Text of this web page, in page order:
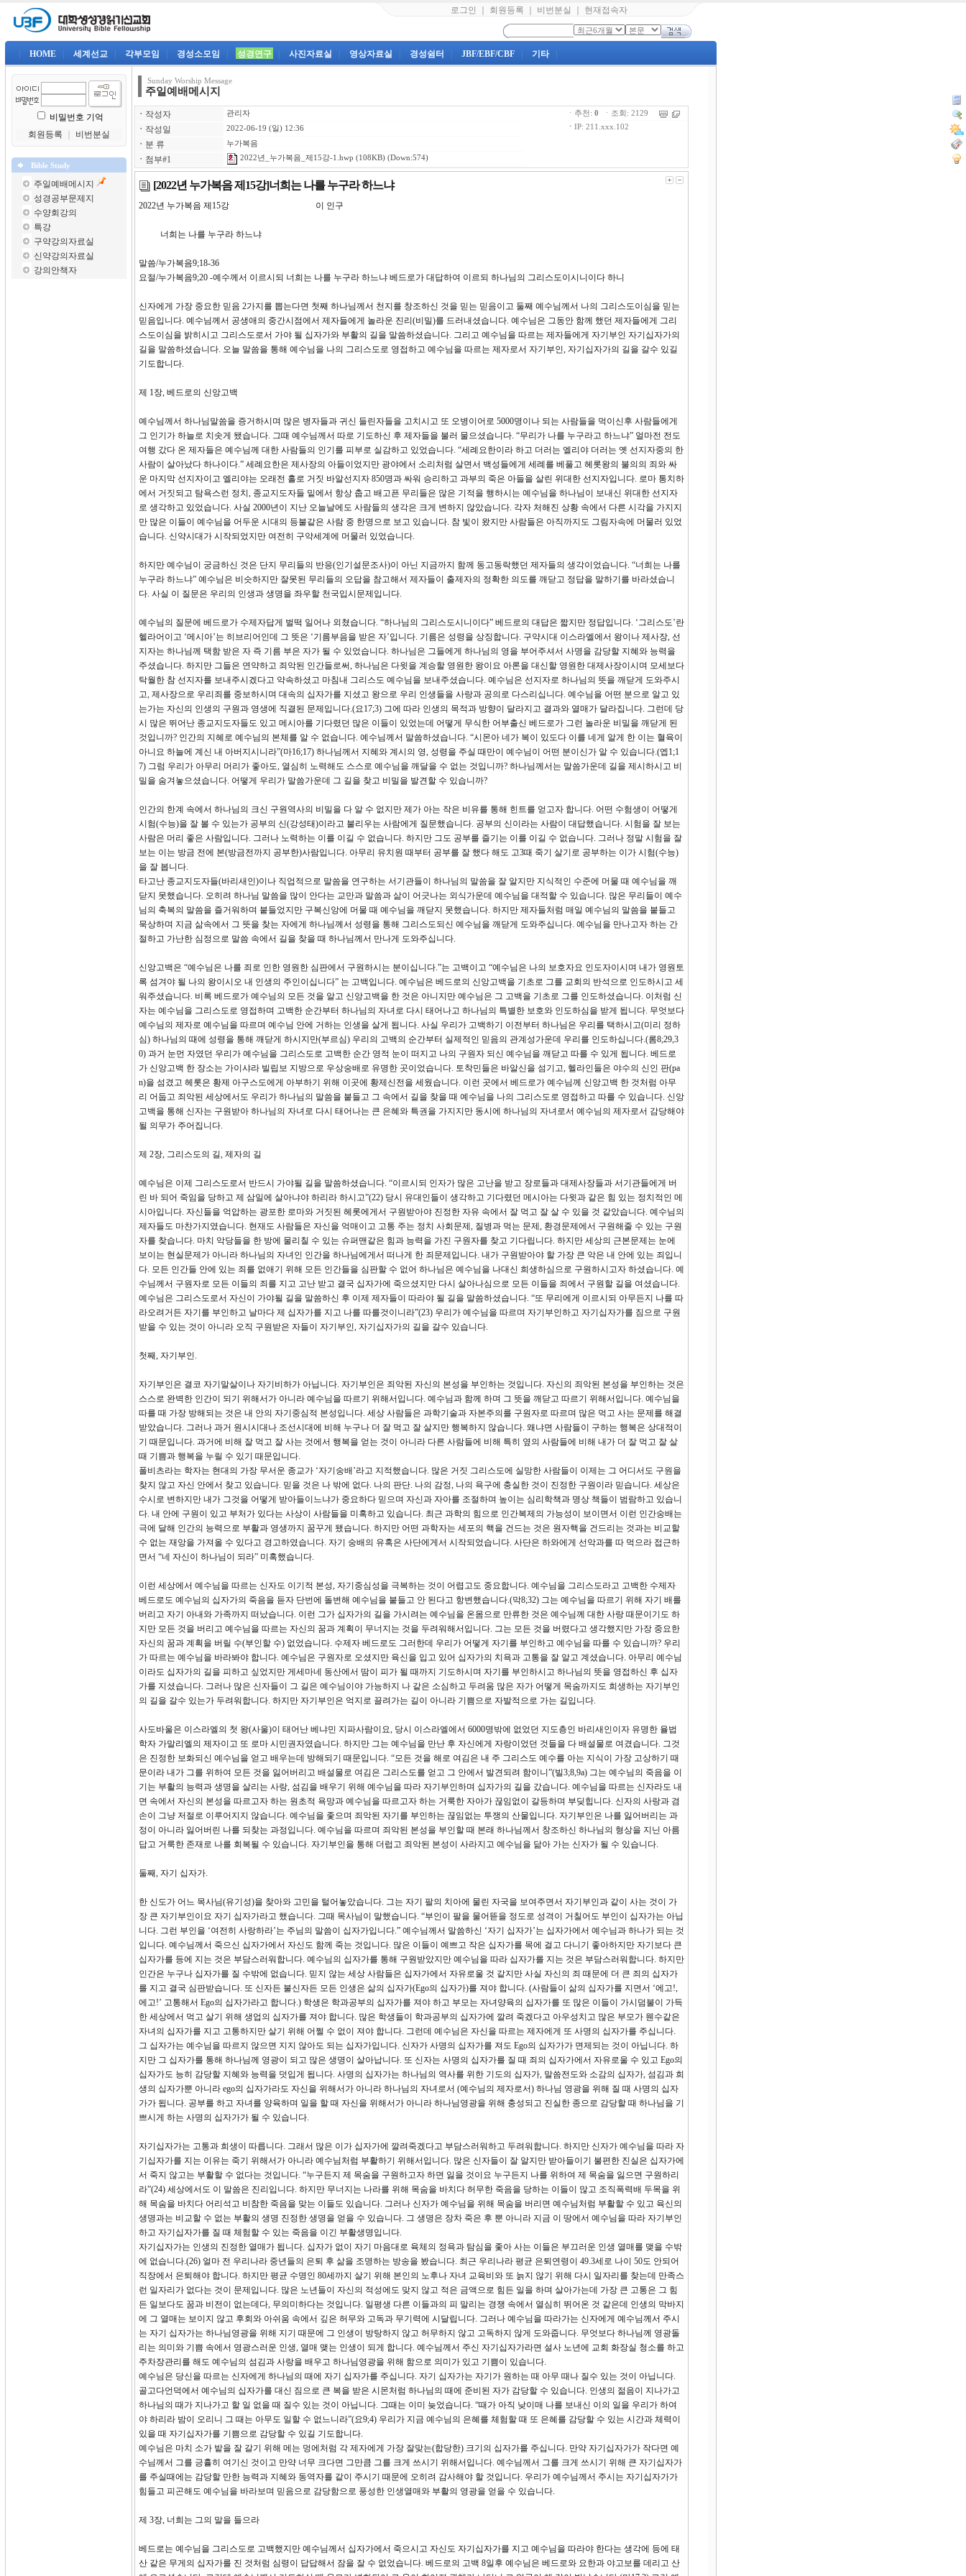
로그인 회원등록 비번분실 현재접속자
HOME 세계선교 각부모임 경성소모임 성경연구 사진자료실 영상자료실 경성쉼터 JBF/EBF/CBF 기타
비밀번호 기억
회원등록
비번분실
Bible Study
주일예배메시지
성경공부문제지
수양회강의
특강
구약강의자료실
신약강의자료실
강의안책자
Sunday Worship Message
주일예배메시지
ㆍ 작성자 관리자
ㆍ 작성일 2022-06-19 (일) 12:36
ㆍ 분 류 누가복음
ㆍ 첨부#1 2022년_누가복음_제15강-1.hwp (108KB) (Down:574)
ㆍ추천: 0 ㆍ조회: 2129
ㆍ IP: 211.xxx.102
[2022년 누가복음 제15강]너희는 나를 누구라 하느냐
2022년 누가복음 제15강 이 인구
너희는 나를 누구라 하느냐
말씀/누가복음9;18-36
요절/누가복음9;20 -예수께서 이르시되 너희는 나를 누구라 하느냐 베드로가 대답하여 이르되 하나님의 그리스도이시니이다 하니
신자에게 가장 중요한 믿음 2가지를 뽑는다면 첫째 하나님께서 천지를 창조하신 것을 믿는 믿음이고 둘째 예수님께서 나의 그리스도이심을 믿는
믿음입니다. 예수님께서 공생애의 중간시점에서 제자들에게 놀라운 진리(비밀)를 드러내셨습니다. 예수님은 그동안 함께 했던 제자들에게 그리
스도이심을 밝히시고 그리스도로서 가야 될 십자가와 부활의 길을 말씀하셨습니다. 그리고 예수님을 따르는 제자들에게 자기부인 자기십자가의
길을 말씀하셨습니다. 오늘 말씀을 통해 예수님을 나의 그리스도로 영접하고 예수님을 따르는 제자로서 자기부인, 자기십자가의 길을 갈수 있길
기도합니다.
제 1장, 베드로의 신앙고백
예수님께서 하나님말씀을 증거하시며 많은 병자들과 귀신 들린자들을 고치시고 또 오병이어로 5000명이나 되는 사람들을 먹이신후 사람들에게
그 인기가 하늘로 치솟게 됐습니다. 그때 예수님께서 따로 기도하신 후 제자들을 불러 물으셨습니다. “무리가 나를 누구라고 하느냐” 얼마전 전도
여행 갔다 온 제자들은 예수님께 대한 사람들의 인기를 피부로 실감하고 있었습니다. “세례요한이라 하고 더러는 엘리야 더러는 옛 선지자중의 한
사람이 살아났다 하나이다.” 세례요한은 제사장의 아들이었지만 광야에서 소리처럼 살면서 백성들에게 세례를 베풀고 헤롯왕의 불의의 죄와 싸
운 마지막 선지자이고 엘리야는 오래전 홀로 거짓 바알선지자 850명과 싸워 승리하고 과부의 죽은 아들을 살린 위대한 선지자입니다. 로마 통치하
에서 거짓되고 탐욕스런 정치, 종교지도자들 밑에서 항상 춥고 배고픈 무리들은 많은 기적을 행하시는 예수님을 하나님이 보내신 위대한 선지자
로 생각하고 있었습니다. 사실 2000년이 지난 오늘날에도 사람들의 생각은 크게 변하지 않았습니다. 각자 처해진 상황 속에서 다른 시각을 가지지
만 많은 이들이 예수님을 어두운 시대의 등불같은 사람 중 한명으로 보고 있습니다. 참 빛이 왔지만 사람들은 아직까지도 그림자속에 머물러 있었
습니다. 신약시대가 시작되었지만 여전히 구약세계에 머물러 있었습니다.
하지만 예수님이 궁금하신 것은 단지 무리들의 반응(인기설문조사)이 아닌 지금까지 함께 동고동락했던 제자들의 생각이었습니다. “너희는 나를
누구라 하느냐” 예수님은 비슷하지만 잘못된 무리들의 오답을 참고해서 제자들이 출제자의 정확한 의도를 깨닫고 정답을 말하기를 바라셨습니
다. 사실 이 질문은 우리의 인생과 생명을 좌우할 천국입시문제입니다.
예수님의 질문에 베드로가 수제자답게 벌떡 일어나 외쳤습니다. “하나님의 그리스도시니이다” 베드로의 대답은 짧지만 정답입니다. ‘그리스도’란
헬라어이고 ‘메시아’는 히브리어인데 그 뜻은 ‘기름부음을 받은 자’입니다. 기름은 성령을 상징합니다. 구약시대 이스라엘에서 왕이나 제사장, 선
지자는 하나님께 택함 받은 자 즉 기름 부은 자가 될 수 있었습니다. 하나님은 그들에게 하나님의 영을 부어주셔서 사명을 감당할 지혜와 능력을
주셨습니다. 하지만 그들은 연약하고 죄악된 인간들로써, 하나님은 다윗을 계승할 영원한 왕이요 아론을 대신할 영원한 대제사장이시며 모세보다
탁월한 참 선지자를 보내주시겠다고 약속하셨고 마침내 그리스도 예수님을 보내주셨습니다. 예수님은 선지자로 하나님의 뜻을 깨닫게 도와주시
고, 제사장으로 우리죄를 중보하시며 대속의 십자가를 지셨고 왕으로 우리 인생들을 사랑과 공의로 다스리십니다. 예수님을 어떤 분으로 알고 있
는가는 자신의 인생의 구원과 영생에 직결된 문제입니다.(요17;3) 그에 따라 인생의 목적과 방향이 달라지고 결과와 열매가 달라집니다. 그런데 당
시 많은 뛰어난 종교지도자들도 있고 메시아를 기다렸던 많은 이들이 있었는데 어떻게 무식한 어부출신 베드로가 그런 놀라운 비밀을 깨닫게 된
것입니까? 인간의 지혜로 예수님의 본체를 알 수 없습니다. 예수님께서 말씀하셨습니다. “시몬아 네가 복이 있도다 이를 네게 알게 한 이는 혈육이
아니요 하늘에 계신 내 아버지시니라”(마16;17) 하나님께서 지혜와 계시의 영, 성령을 주실 때만이 예수님이 어떤 분이신가 알 수 있습니다.(엡1;1
7) 그럼 우리가 아무리 머리가 좋아도, 열심히 노력해도 스스로 예수님을 깨달을 수 없는 것입니까? 하나님께서는 말씀가운데 길을 제시하시고 비
밀을 숨겨놓으셨습니다. 어떻게 우리가 말씀가운데 그 길을 찾고 비밀을 발견할 수 있습니까?
인간의 한계 속에서 하나님의 크신 구원역사의 비밀을 다 알 수 없지만 제가 아는 작은 비유를 통해 힌트를 얻고자 합니다. 어떤 수험생이 어떻게
시험(수능)을 잘 볼 수 있는가 공부의 신(강성태)이라고 불리우는 사람에게 질문했습니다. 공부의 신이라는 사람이 대답했습니다. 시험을 잘 보는
사람은 머리 좋은 사람입니다. 그러나 노력하는 이를 이길 수 없습니다. 하지만 그도 공부를 즐기는 이를 이길 수 없습니다. 그러나 정말 시험을 잘
보는 이는 방금 전에 본(방금전까지 공부한)사람입니다. 아무리 유치원 때부터 공부를 잘 했다 해도 고3때 죽기 살기로 공부하는 이가 시험(수능)
을 잘 봅니다.
타고난 종교지도자들(바리새인)이나 직업적으로 말씀을 연구하는 서기관들이 하나님의 말씀을 잘 알지만 지식적인 수준에 머물 때 예수님을 깨
닫지 못했습니다. 오히려 하나님 말씀을 많이 안다는 교만과 말씀과 삶이 어긋나는 외식가운데 예수님을 대적할 수 있습니다. 많은 무리들이 예수
님의 축복의 말씀을 즐거워하며 붙들었지만 구복신앙에 머물 때 예수님을 깨닫지 못했습니다. 하지만 제자들처럼 매일 예수님의 말씀을 붙들고
묵상하며 지금 삶속에서 그 뜻을 찾는 자에게 하나님께서 성령을 통해 그리스도되신 예수님을 깨닫게 도와주십니다. 예수님을 만나고자 하는 간
절하고 가난한 심정으로 말씀 속에서 길을 찾을 때 하나님께서 만나게 도와주십니다.
신앙고백은 “예수님은 나를 죄로 인한 영원한 심판에서 구원하시는 분이십니다.”는 고백이고 “예수님은 나의 보호자요 인도자이시며 내가 영원토
록 섬겨야 될 나의 왕이시오 내 인생의 주인이십니다” 는 고백입니다. 예수님은 베드로의 신앙고백을 기초로 그를 교회의 반석으로 인도하시고 세
워주셨습니다. 비록 베드로가 예수님의 모든 것을 알고 신앙고백을 한 것은 아니지만 예수님은 그 고백을 기초로 그를 인도하셨습니다. 이처럼 신
자는 예수님을 그리스도로 영접하며 고백한 순간부터 하나님의 자녀로 다시 태어나고 하나님의 특별한 보호와 인도하심을 받게 됩니다. 무엇보다
예수님의 제자로 예수님을 따르며 예수님 안에 거하는 인생을 살게 됩니다. 사실 우리가 고백하기 이전부터 하나님은 우리를 택하시고(미리 정하
심) 하나님의 때에 성령을 통해 깨닫게 하시지만(부르심) 우리의 고백의 순간부터 실제적인 믿음의 관계성가운데 우리를 인도하십니다.(롬8;29,3
0) 과거 눈먼 자였던 우리가 예수님을 그리스도로 고백한 순간 영적 눈이 떠지고 나의 구원자 되신 예수님을 깨닫고 따를 수 있게 됩니다. 베드로
가 신앙고백 한 장소는 가이샤라 빌립보 지방으로 우상숭배로 유명한 곳이었습니다. 토착민들은 바알신을 섬기고, 헬라인들은 야수의 신인 판(pa
n)을 섬겼고 헤롯은 황제 아구스도에게 아부하기 위해 이곳에 황제신전을 세웠습니다. 이런 곳에서 베드로가 예수님께 신앙고백 한 것처럼 아무
리 어둡고 죄악된 세상에서도 우리가 하나님의 말씀을 붙들고 그 속에서 길을 찾을 때 예수님을 나의 그리스도로 영접하고 따를 수 있습니다. 신앙
고백을 통해 신자는 구원받아 하나님의 자녀로 다시 태어나는 큰 은혜와 특권을 가지지만 동시에 하나님의 자녀로서 예수님의 제자로서 감당해야
될 의무가 주어집니다.
제 2장, 그리스도의 길, 제자의 길
예수님은 이제 그리스도로서 반드시 가야될 길을 말씀하셨습니다. “이르시되 인자가 많은 고난을 받고 장로들과 대제사장들과 서기관들에게 버
린 바 되어 죽임을 당하고 제 삼일에 살아냐야 하리라 하시고”(22) 당시 유대인들이 생각하고 기다렸던 메시아는 다윗과 같은 힘 있는 정치적인 메
시아입니다. 자신들을 억압하는 광포한 로마와 거짓된 헤롯에게서 구원받아야 진정한 자유 속에서 잘 먹고 잘 살 수 있을 것 같았습니다. 예수님의
제자들도 마찬가지였습니다. 현재도 사람들은 자신을 억매이고 고통 주는 정치 사회문제, 질병과 먹는 문제, 환경문제에서 구원해줄 수 있는 구원
자를 찾습니다. 마치 악당들을 한 방에 물리칠 수 있는 슈퍼맨같은 힘과 능력을 가진 구원자를 찾고 기다립니다. 하지만 세상의 근본문제는 눈에
보이는 현실문제가 아니라 하나님의 자녀인 인간을 하나님에게서 떠나게 한 죄문제입니다. 내가 구원받아야 할 가장 큰 악은 내 안에 있는 죄입니
다. 모든 인간들 안에 있는 죄를 없애기 위해 모든 인간들을 심판할 수 없어 하나님은 예수님을 나대신 희생하심으로 구원하시고자 하셨습니다. 예
수님께서 구원자로 모든 이들의 죄를 지고 고난 받고 결국 십자가에 죽으셨지만 다시 살아나심으로 모든 이들을 죄에서 구원할 길을 여셨습니다.
예수님은 그리스도로서 자신이 가야될 길을 말씀하신 후 이제 제자들이 따라야 될 길을 말씀하셨습니다. “또 무리에게 이르시되 아무든지 나를 따
라오려거든 자기를 부인하고 날마다 제 십자가를 지고 나를 따를것이니라”(23) 우리가 예수님을 따르며 자기부인하고 자기십자가를 짐으로 구원
받을 수 있는 것이 아니라 오직 구원받은 자들이 자기부인, 자기십자가의 길을 갈수 있습니다.
첫째, 자기부인.
자기부인은 결코 자기말살이나 자기비하가 아닙니다. 자기부인은 죄악된 자신의 본성을 부인하는 것입니다. 자신의 죄악된 본성을 부인하는 것은
스스로 완벽한 인간이 되기 위해서가 아니라 예수님을 따르기 위해서입니다. 예수님과 함께 하며 그 뜻을 깨닫고 따르기 위해서입니다. 예수님을
따를 때 가장 방해되는 것은 내 안의 자기중심적 본성입니다. 세상 사람들은 과학기술과 자본주의를 구원자로 따르며 많은 먹고 사는 문제를 해결
받았습니다. 그러나 과거 원시시대나 조선시대에 비해 누구나 더 잘 먹고 잘 살지만 행복하지 않습니다. 왜냐면 사람들이 구하는 행복은 상대적이
기 때문입니다. 과거에 비해 잘 먹고 잘 사는 것에서 행복을 얻는 것이 아니라 다른 사람들에 비해 특히 옆의 사람들에 비해 내가 더 잘 먹고 잘 살
때 기쁨과 행복을 누릴 수 있기 때문입니다.
폴비츠라는 학자는 현대의 가장 무서운 종교가 ‘자기숭배’라고 지적했습니다. 많은 거짓 그리스도에 실망한 사람들이 이제는 그 어디서도 구원을
찾지 않고 자신 안에서 찾고 있습니다. 믿을 것은 나 밖에 없다. 나의 판단. 나의 감정, 나의 욕구에 충실한 것이 진정한 구원이라 믿습니다. 세상은
수시로 변하지만 내가 그것을 어떻게 받아들이느냐가 중요하다 믿으며 자신과 자아를 조절하며 높이는 심리학책과 명상 책들이 범람하고 있습니
다. 내 안에 구원이 있고 부처가 있다는 사상이 사람들을 미혹하고 있습니다. 최근 과학의 힘으로 인간복제의 가능성이 보이면서 이런 인간숭배는
극에 달해 인간의 능력으로 부활과 영생까지 꿈꾸게 됐습니다. 하지만 어떤 과학자는 세포의 핵을 건드는 것은 원자핵을 건드리는 것과는 비교할
수 없는 재앙을 가져올 수 있다고 경고하였습니다. 자기 숭배의 유혹은 사단에게서 시작되었습니다. 사단은 하와에게 선악과를 따 먹으라 접근하
면서 “네 자신이 하나님이 되라” 미혹했습니다.
이런 세상에서 예수님을 따르는 신자도 이기적 본성, 자기중심성을 극복하는 것이 어렵고도 중요합니다. 예수님을 그리스도라고 고백한 수제자
베드로도 예수님의 십자가의 죽음을 듣자 단번에 돌변해 예수님을 붙들고 안 된다고 항변했습니다.(막8;32) 그는 예수님을 따르기 위해 자기 배를
버리고 자기 아내와 가족까지 떠났습니다. 이런 그가 십자가의 길을 가시려는 예수님을 온몸으로 만류한 것은 예수님께 대한 사랑 때문이기도 하
지만 모든 것을 버리고 예수님을 따르는 자신의 꿈과 계획이 무너지는 것을 두려워해서입니다. 그는 모든 것을 버렸다고 생각했지만 가장 중요한
자신의 꿈과 계획을 버릴 수(부인할 수) 없었습니다. 수제자 베드로도 그러한데 우리가 어떻게 자기를 부인하고 예수님을 따를 수 있습니까? 우리
가 따르는 예수님을 바라봐야 합니다. 예수님은 구원자로 오셨지만 육신을 입고 있어 십자가의 치욕과 고통을 잘 알고 계셨습니다. 아무리 예수님
이라도 십자가의 길을 피하고 싶었지만 게세마네 동산에서 땀이 피가 될 때까지 기도하시며 자기를 부인하시고 하나님의 뜻을 영접하신 후 십자
가를 지셨습니다. 그러나 많은 신자들이 그 길은 예수님이야 가능하지 나 같은 소심하고 두려움 많은 자가 어떻게 목숨까지도 희생하는 자기부인
의 길을 갈수 있는가 두려워합니다. 하지만 자기부인은 억지로 끌려가는 길이 아니라 기쁨으로 자발적으로 가는 길입니다.
사도바울은 이스라엘의 첫 왕(사울)이 태어난 베냐민 지파사람이요, 당시 이스라엘에서 6000명밖에 없었던 지도층인 바리새인이자 유명한 율법
학자 가말리엘의 제자이고 또 로마 시민권자였습니다. 하지만 그는 예수님을 만난 후 자신에게 자랑이었던 것들을 다 배설물로 여겼습니다. 그것
은 진정한 보화되신 예수님을 얻고 배우는데 방해되기 때문입니다. “모든 것을 해로 여김은 내 주 그리스도 예수를 아는 지식이 가장 고상하기 때
문이라 내가 그를 위하여 모든 것을 잃어버리고 배설물로 여김은 그리스도를 얻고 그 안에서 발견되려 함이니”(빌3;8,9a) 그는 예수님의 죽음을 이
기는 부활의 능력과 생명을 살리는 사랑, 섬김을 배우기 위해 예수님을 따라 자기부인하며 십자가의 길을 갔습니다. 예수님을 따르는 신자라도 내
면 속에서 자신의 본성을 따르고자 하는 원초적 욕망과 예수님을 따르고자 하는 거룩한 자아가 끊임없이 갈등하며 부딪힙니다. 신자의 사랑과 겸
손이 그냥 저절로 이루어지지 않습니다. 예수님을 좇으며 죄악된 자기를 부인하는 끊임없는 투쟁의 산물입니다. 자기부인은 나를 잃어버리는 과
정이 아니라 잃어버린 나를 되찾는 과정입니다. 예수님을 따르며 죄악된 본성을 부인할 때 본래 하나님께서 창조하신 하나님의 형상을 지닌 아름
답고 거룩한 존재로 나를 회복될 수 있습니다. 자기부인을 통해 더럽고 죄악된 본성이 사라지고 예수님을 닮아 가는 신자가 될 수 있습니다.
둘째, 자기 십자가.
한 신도가 어느 목사님(유기성)을 찾아와 고민을 털어놓았습니다. 그는 자기 팔의 치아에 물린 자국을 보여주면서 자기부인과 같이 사는 것이 가
장 큰 자기부인이요 자기 십자가라고 했습니다. 그때 목사님이 말했습니다. “부인이 팔을 물어뜯을 정도로 성격이 거칠어도 부인이 십자가는 아닙
니다. 그런 부인을 ‘여전히 사랑하라’는 주님의 말씀이 십자가입니다.” 예수님께서 말씀하신 ‘자기 십자가’는 십자가에서 예수님과 하나가 되는 것
입니다. 예수님께서 죽으신 십자가에서 자신도 함께 죽는 것입니다. 많은 이들이 예쁘고 작은 십자가를 목에 걸고 다니기 좋아하지만 자기보다 큰
십자가를 등에 지는 것은 부담스러워합니다. 예수님의 십자가를 통해 구원받았지만 예수님을 따라 십자가를 지는 것은 부담스러워합니다. 하지만
인간은 누구나 십자가를 질 수밖에 없습니다. 믿지 않는 세상 사람들은 십자가에서 자유로울 것 같지만 사실 자신의 죄 때문에 더 큰 죄의 십자가
를 지고 결국 심판받습니다. 또 신자든 불신자든 모든 인생은 삶의 십자가(Ego의 십자가)를 져야 합니다. (사람들이 삶의 십자가를 지면서 ‘에고!,
에고!’ 고통해서 Ego의 십자가라고 합니다.) 학생은 학과공부의 십자가를 져야 하고 부모는 자녀양육의 십자가를 또 많은 이들이 가시덤불이 가득
한 세상에서 먹고 살기 위해 생업의 십자가를 져야 합니다. 많은 학생들이 학과공부의 십자가에 깔려 죽겠다고 아우성치고 많은 부모가 웬수같은
자녀의 십자가를 지고 고통하지만 살기 위해 어쩔 수 없이 져야 합니다. 그런데 예수님은 자신을 따르는 제자에게 또 사명의 십자가를 주십니다.
그 십자가는 예수님을 따르지 않으면 지지 않아도 되는 십자가입니다. 신자가 사명의 십자가를 져도 Ego의 십자가가 면제되는 것이 아닙니다. 하
지만 그 십자가를 통해 하나님께 영광이 되고 많은 생명이 살아납니다. 또 신자는 사명의 십자가를 질 때 죄의 십자가에서 자유로울 수 있고 Ego의
십자가도 능히 감당할 지혜와 능력을 덧입게 됩니다. 사명의 십자가는 하나님의 역사를 위한 기도의 십자가, 말씀전도와 소감의 십자가, 섬김과 희
생의 십자가뿐 아니라 ego의 십자가라도 자신을 위해서가 아니라 하나님의 자녀로서 (예수님의 제자로서) 하나님 영광을 위해 질 때 사명의 십자
가가 됩니다. 공부를 하고 자녀를 양육하며 일을 할 때 자신을 위해서가 아니라 하나님영광을 위해 충성되고 진실한 종으로 감당할 때 하나님을 기
쁘시게 하는 사명의 십자가가 될 수 있습니다.
자기십자가는 고통과 희생이 따릅니다. 그래서 많은 이가 십자가에 깔려죽겠다고 부담스러워하고 두려워합니다. 하지만 신자가 예수님을 따라 자
기십자가를 지는 이유는 죽기 위해서가 아니라 예수님처럼 부활하기 위해서입니다. 많은 신자들이 잘 알지만 받아들이기 불편한 진실은 십자가에
서 죽지 않고는 부활할 수 없다는 것입니다. “누구든지 제 목숨을 구원하고자 하면 잃을 것이요 누구든지 나를 위하여 제 목숨을 잃으면 구원하리
라”(24) 세상에서도 이 말씀은 진리입니다. 하지만 무너지는 나라를 위해 목숨을 바치다 허무한 죽음을 당하는 이들이 많고 조직폭력배 두목을 위
해 목숨을 바치다 어리석고 비참한 죽음을 맞는 이들도 있습니다. 그러나 신자가 예수님을 위해 목숨을 버리면 예수님처럼 부활할 수 있고 육신의
생명과는 비교할 수 없는 부활의 생명 진정한 생명을 얻을 수 있습니다. 그 생명은 장차 죽은 후 뿐 아니라 지금 이 땅에서 예수님을 따라 자기부인
하고 자기십자가를 질 때 체험할 수 있는 죽음을 이긴 부활생명입니다.
자기십자가는 인생의 진정한 열매가 됩니다. 십자가 없이 자기 마음대로 육체의 정욕과 탐심을 좇아 사는 이들은 부끄러운 인생 열매를 맺을 수밖
에 없습니다.(26) 얼마 전 우리나라 중년들의 은퇴 후 삶을 조명하는 방송을 봤습니다. 최근 우리나라 평균 은퇴연령이 49.3세로 나이 50도 안되어
직장에서 은퇴해야 합니다. 하지만 평균 수명인 80세까지 살기 위해 본인의 노후나 자녀 교육비와 또 늙지 않기 위해 다시 일자리를 찾는데 만족스
런 일자리가 없다는 것이 문제입니다. 많은 노년들이 자신의 적성에도 맞지 않고 적은 금액으로 힘든 일을 하며 살아가는데 가장 큰 고통은 그 힘
든 일보다도 꿈과 비전이 없는데다, 무의미하다는 것입니다. 일평생 다른 이들과의 피 말리는 경쟁 속에서 열심히 뛰어온 것 같은데 인생의 막바지
에 그 열매는 보이지 않고 후회와 아쉬움 속에서 깊은 허무와 고독과 무기력에 시달립니다. 그러나 예수님을 따라가는 신자에게 예수님께서 주시
는 자기 십자가는 하나님영광을 위해 지기 때문에 그 인생이 방탕하지 않고 허무하지 않고 고독하지 않게 도와줍니다. 무엇보다 하나님께 영광돌
리는 의미와 기쁨 속에서 영광스러운 인생, 열매 맺는 인생이 되게 합니다. 예수님께서 주신 자기십자가라면 설사 노년에 교회 화장실 청소를 하고
주차장관리를 해도 예수님의 섬김과 사랑을 배우고 하나님영광을 위해 함으로 의미가 있고 기쁨이 있습니다.
예수님은 당신을 따르는 신자에게 하나님의 때에 자기 십자가를 주십니다. 자기 십자가는 자기가 원하는 때 아무 때나 질수 있는 것이 아닙니다.
골고다언덕에서 예수님의 십자가를 대신 짐으로 큰 복을 받은 시몬처럼 하나님의 때에 준비된 자가 감당할 수 있습니다. 인생의 젊음이 지나가고
하나님의 때가 지나가고 할 일 없을 때 질수 있는 것이 아닙니다. 그때는 이미 늦었습니다. “때가 아직 낮이매 나를 보내신 이의 일을 우리가 하여
야 하리라 밤이 오리니 그 때는 아무도 일할 수 없느니라”(요9;4) 우리가 지금 예수님의 은혜를 체험할 때 또 은혜를 감당할 수 있는 시간과 체력이
있을 때 자기십자가를 기쁨으로 감당할 수 있길 기도합니다.
예수님은 마치 소가 밭을 잘 갈기 위해 메는 멍에처럼 각 제자에게 가장 잘맞는(합당한) 크기의 십자가를 주십니다. 만약 자기십자가가 작다면 예
수님께서 그를 긍휼히 여기신 것이고 만약 너무 크다면 그만큼 그를 크게 쓰시기 위해서입니다. 예수님께서 그를 크게 쓰시기 위해 큰 자기십자가
를 주실때에는 감당할 만한 능력과 지혜와 동역자를 같이 주시기 때문에 오히려 감사해야 할 것입니다. 우리가 예수님께서 주시는 자기십자가가
힘들고 피곤해도 예수님을 바라보며 믿음으로 감당함으로 풍성한 인생열매와 부활의 영광을 얻을 수 있습니다.
제 3장, 너희는 그의 말을 들으라
베드로는 예수님을 그리스도로 고백했지만 예수님께서 십자가에서 죽으시고 자신도 자기십자가를 지고 예수님을 따라야 한다는 생각에 등에 태
산 같은 무게의 십자가를 진 것처럼 심령이 답답해서 잠을 잘 수 없었습니다. 베드로의 고백 8일후 예수님은 베드로와 요한과 야고보를 데리고 산